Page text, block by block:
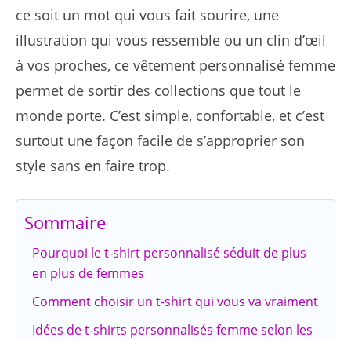
ce soit un mot qui vous fait sourire, une
illustration qui vous ressemble ou un clin d’œil
à vos proches, ce vêtement personnalisé femme
permet de sortir des collections que tout le
monde porte. C’est simple, confortable, et c’est
surtout une façon facile de s’approprier son
style sans en faire trop.
Sommaire
Pourquoi le t-shirt personnalisé séduit de plus
en plus de femmes
Comment choisir un t-shirt qui vous va vraiment
Idées de t-shirts personnalisés femme selon les